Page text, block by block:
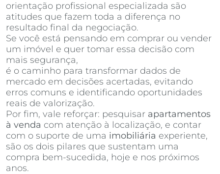
orientação profissional especializada são
atitudes que fazem toda a diferença no
resultado final da negociação.
Se você está pensando em comprar ou vender
um imóvel e quer tomar essa decisão com
mais segurança,
é o caminho para transformar dados de
mercado em decisões acertadas, evitando
erros comuns e identificando oportunidades
reais de valorização.
Por fim, vale reforçar: pesquisar apartamentos
à venda com atenção à localização, e contar
com o suporte de uma imobiliária experiente,
são os dois pilares que sustentam uma
compra bem-sucedida, hoje e nos próximos
anos.